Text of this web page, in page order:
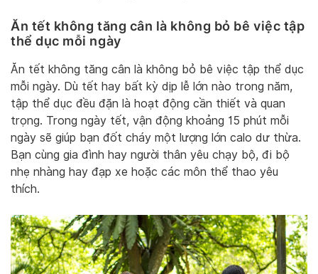
Ăn tết không tăng cân là không bỏ bê việc tập
thể dục mỗi ngày
Ăn tết không tăng cân là không bỏ bê việc tập thể dục
mỗi ngày. Dù tết hay bất kỳ dịp lễ lớn nào trong năm,
tập thể dục đều đặn là hoạt động cần thiết và quan
trọng. Trong ngày tết, vận động khoảng 15 phút mỗi
ngày sẽ giúp bạn đốt cháy một lượng lớn calo dư thừa.
Bạn cùng gia đình hay người thân yêu chạy bộ, đi bộ
nhẹ nhàng hay đạp xe hoặc các môn thể thao yêu
thích.